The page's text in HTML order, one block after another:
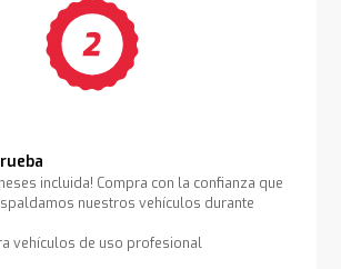
incluida! Compra con la confianza que
nuestros vehículos durante
vehículos de uso profesional